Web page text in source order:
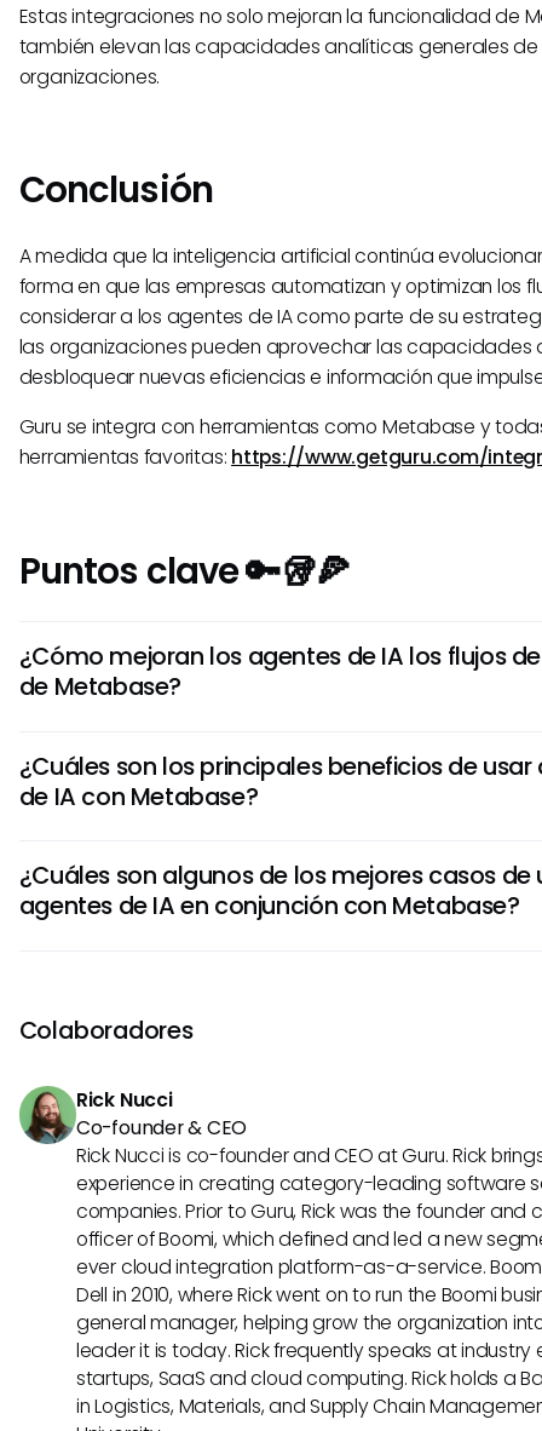
Estas integraciones no solo mejoran la funcionalidad de
también elevan las capacidades analíticas generales de
organizaciones.
Conclusión
A medida que la inteligencia artificial continúa
forma en que las empresas automatizan y optimizan los
considerar a los agentes de IA como parte de su
las organizaciones pueden aprovechar las capacidades
desbloquear nuevas eficiencias e información que
Guru se integra con herramientas como Metabase y
herramientas favoritas: https://www.getguru.com/
Puntos clave 🔑🥡🍕
¿Cómo mejoran los agentes de IA los flujos
de Metabase?
consultas a bases de datos, generación de informes y
Ayudan a agilizar procesos, ahorrar tiempo y mejorar la
¿Cuáles son los principales beneficios de
de IA con Metabase?
aumento de la productividad a través de la
precisión de datos mediante análisis impulsados por IA y
¿Cuáles son algunos de los mejores casos de
agentes de IA en conjunción con Metabase?
modelos predictivos para pronósticos y la
instrumentos según las necesidades específicas del
tendencias para descubrir ideas valiosas.
Colaboradores
Rick Nucci
Co-founder & CEO
Rick Nucci is co-founder and CEO at Guru. Rick
experience in creating category-leading software
companies. Prior to Guru, Rick was the founder and
officer of Boomi, which defined and led a new
ever cloud integration platform-as-a-service.
Dell in 2010, where Rick went on to run the Boomi
general manager, helping grow the organization
leader it is today. Rick frequently speaks at
startups, SaaS and cloud computing. Rick holds a
in Logistics, Materials, and Supply Chain